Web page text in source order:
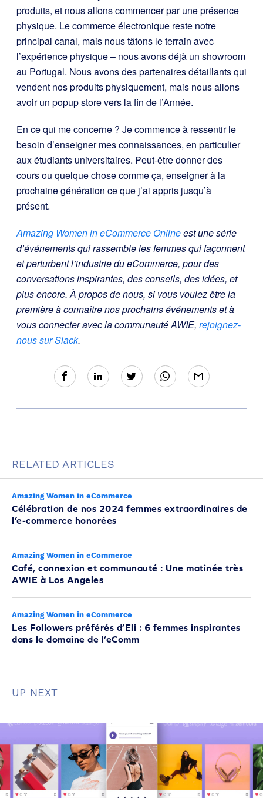
produits, et nous allons commencer par une présence
physique. Le commerce électronique reste notre
principal canal, mais nous tâtons le terrain avec
l’expérience physique – nous avons déjà un showroom
au Portugal. Nous avons des partenaires détaillants qui
vendent nos produits physiquement, mais nous allons
avoir un popup store vers la fin de l’Année.
En ce qui me concerne ? Je commence à ressentir le
besoin d’enseigner mes connaissances, en particulier
aux étudiants universitaires. Peut-être donner des
cours ou quelque chose comme ça, enseigner à la
prochaine génération ce que j’ai appris jusqu’à
présent.
Amazing Women in eCommerce Onlineest une série
d’événements qui rassemble les femmes qui façonnent
et perturbent l’industrie du eCommerce, pour des
conversations inspirantes, des conseils, des idées, et
plus encore. À propos de nous, si vous voulez être la
première à connaître nos prochains événements et à
vous connecter avec la communauté AWIE, rejoignez-
nous sur Slack.
RELATED ARTICLES
Amazing Women in eCommerce
Célébration de nos 2024 femmes extraordinaires de
l’e-commerce honorées
Amazing Women in eCommerce
Café, connexion et communauté : Une matinée très
AWIE à Los Angeles
Amazing Women in eCommerce
Les Followers préférés d’Eli : 6 femmes inspirantes
dans le domaine de l’eComm
UP NEXT